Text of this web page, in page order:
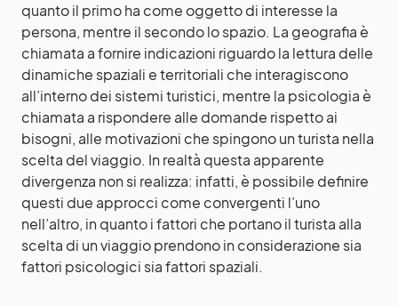
quanto il primo ha come oggetto di interesse la
persona, mentre il secondo lo spazio. La geografia è
chiamata a fornire indicazioni riguardo la lettura delle
dinamiche spaziali e territoriali che interagiscono
all’interno dei sistemi turistici, mentre la psicologia è
chiamata a rispondere alle domande rispetto ai
bisogni, alle motivazioni che spingono un turista nella
scelta del viaggio. In realtà questa apparente
divergenza non si realizza: infatti, è possibile definire
questi due approcci come convergenti l’uno
nell’altro, in quanto i fattori che portano il turista alla
scelta di un viaggio prendono in considerazione sia
fattori psicologici sia fattori spaziali.